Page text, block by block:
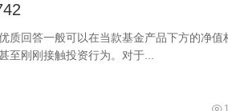
质回答一般可以在当款基金产品下方的净值
至刚刚接触投资行为。对于...